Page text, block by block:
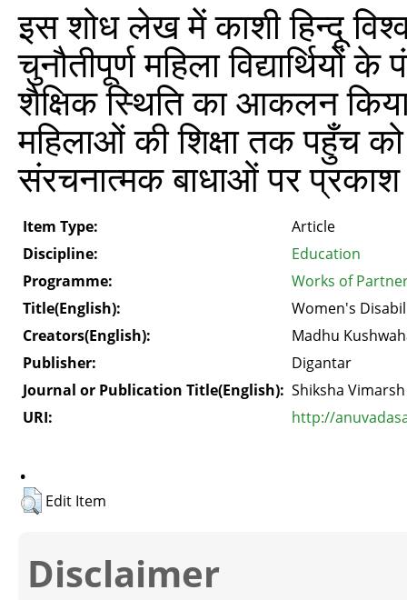
इस शोध लेख में काशी हिन्‍दू
चुनौतीपूर्ण महिला
शैक्षिक स्थिति का आकलन
महिलाओं की शिक्षा तक पहुँच
संरचनात्मक बाधाओं पर
Item Type:
Article
Discipline:
Education
Programme:
Works of
Title(English):
Women's
Creators(English):
Madhu
Publisher:
Digantar
Journal or Publication Title(English): Shiksha Vimarsh
URI:
http://
.
Edit Item
Disclaimer